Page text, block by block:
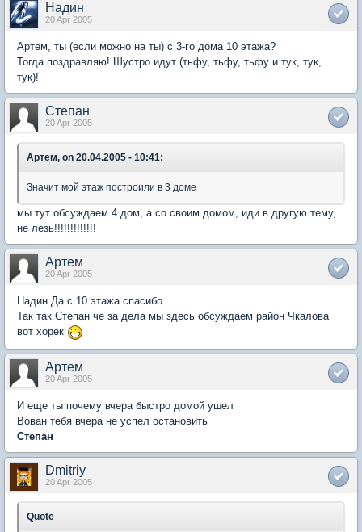
Надин
20 Apr 2005
Артем, ты (если можно на ты) с 3-го дома 10 этажа?
Тогда поздравляю! Шустро идут (тьфу, тьфу, тьфу и тук, тук,
тук)!
Степан
20 Apr 2005
Артем, on 20.04.2005 - 10:41:
Значит мой этаж построили в 3 доме
мы тут обсуждаем 4 дом, а со своим домом, иди в другую тему,
не лезь!!!!!!!!!!!!!
Артем
20 Apr 2005
Надин Да с 10 этажа спасибо
Так так Степан че за дела мы здесь обсуждаем район Чкалова
вот хорек
Артем
20 Apr 2005
И еще ты почему вчера быстро домой ушел
Вован тебя вчера не успел остановить
Степан
Dmitriy
20 Apr 2005
Quote